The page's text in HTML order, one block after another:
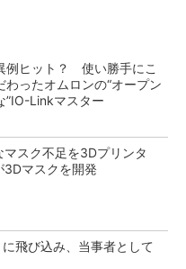
例ヒット？ 使い勝手にこ
わったオムロンの“オープン
”IO-Linkマスター
スク不足を3Dプリンタ
3Dマスクを開発
飛び込み、当事者として